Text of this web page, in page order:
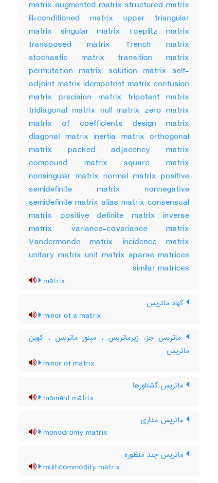
matrix augmented matrix structured matrix
ill-conditioned matrix upper triangular
matrix singular matrix Toeplitz matrix
transposed matrix Trench matrix
stochastic matrix transition matrix
permutation matrix solution matrix self-
adjoint matrix idempotent matrix confusion
matrix precision matrix tripotent matrix
tridiagonal matrix null matrix zero matrix
matrix of coefficients design matrix
diagonal matrix inertia matrix orthogonal
matrix packed adjacency matrix
compound matrix square matrix
nonsingular matrix normal matrix positive
semidefinite matrix nonnegative
semidefinite matrix alias matrix consensual
matrix positive definite matrix inverse
matrix variance-covariance matrix
Vandermonde matrix incidence matrix
unitary matrix unit matrix sparse matrices
similar matrices
matrix
کهاد ماتریس
minor of a matrix
ماتریس جزء زیرماتریس ، مینور ماتریس ، کهین
ماتریس
minor of matrix
ماتریس گشتاورها
moment matrix
ماتریس مداری
monodromy matrix
ماتریس چند منظوره
multicommodity matrix